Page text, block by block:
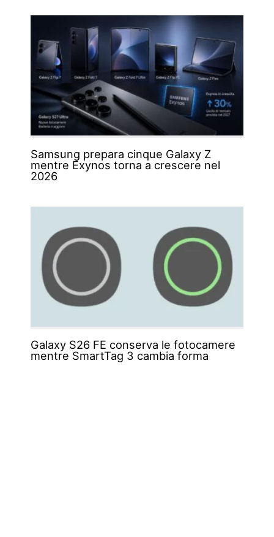
Samsung prepara cinque Galaxy Z
mentre Exynos torna a crescere nel
2026
Galaxy S26 FE conserva le fotocamere
mentre SmartTag 3 cambia forma